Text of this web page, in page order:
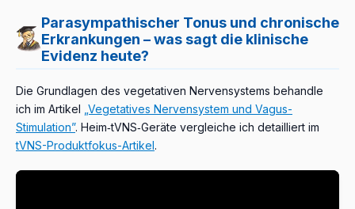
Parasympathischer Tonus und chronische
Erkrankungen – was sagt die klinische
Evidenz heute?
Die Grundlagen des vegetativen Nervensystems behandle
ich im Artikel „Vegetatives Nervensystem und Vagus-
Stimulation”. Heim‑tVNS‑Geräte vergleiche ich detailliert im
tVNS-Produktfokus-Artikel.